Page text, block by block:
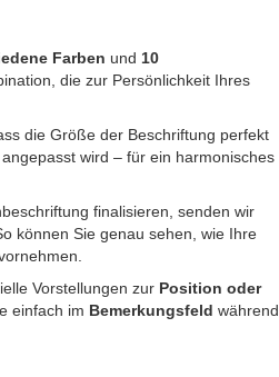
Farben und 10
die zur Persönlichkeit Ihres
die Größe der Beschriftung perfekt
wird – für ein harmonisches
finalisieren, senden wir
können Sie genau sehen, wie Ihre
Vorstellungen zur Position oder
einfach im Bemerkungsfeld während